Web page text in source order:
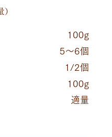
100g
5～6個
1/2個
100g
適量